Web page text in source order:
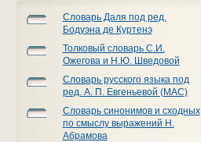
Словарь Даля под ред.
Бодуэна де Куртенэ
Толковый словарь С.И.
Ожегова и Н.Ю. Шведовой
Словарь русского языка под
ред. А. П. Евгеньевой (МАС)
Словарь синонимов и сходных
по смыслу выражений Н.
Абрамова